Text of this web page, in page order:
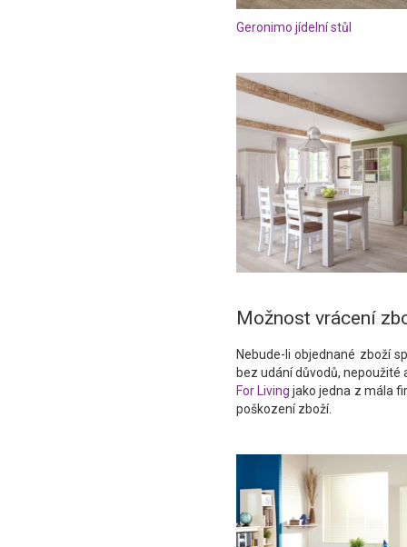
Geronimo jídelní stůl
Možnost vrácení
Nebude-li objednané zboží
bez udání důvodů,
For Living jako jedna z mála
poškození zboží.